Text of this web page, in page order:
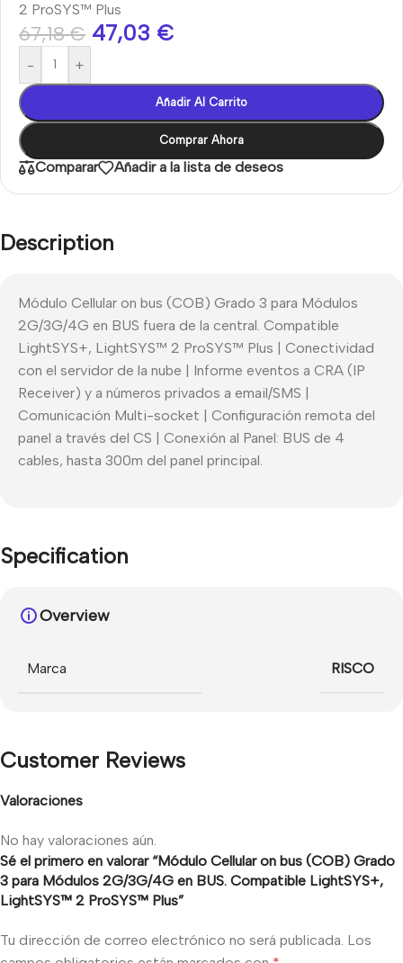
2 ProSYS™ Plus
67,18€ 47,03 €
- +
Añadir Al Carrito
Comprar Ahora
Comparar Añadir a la lista de deseos
Description
Módulo Cellular on bus (COB) Grado 3 para Módulos
2G/3G/4G en BUS fuera de la central. Compatible
LightSYS+, LightSYS™ 2 ProSYS™ Plus | Conectividad
con el servidor de la nube | Informe eventos a CRA (IP
Receiver) y a números privados a email/SMS |
Comunicación Multi-socket | Configuración remota del
panel a través del CS | Conexión al Panel: BUS de 4
cables, hasta 300m del panel principal.
Specification
Overview
Marca RISCO
Customer Reviews
Valoraciones
No hay valoraciones aún.
Sé el primero en valorar “Módulo Cellular on bus (COB) Grado
3 para Módulos 2G/3G/4G en BUS. Compatible LightSYS+,
LightSYS™ 2 ProSYS™ Plus”
Tu dirección de correo electrónico no será publicada. Los